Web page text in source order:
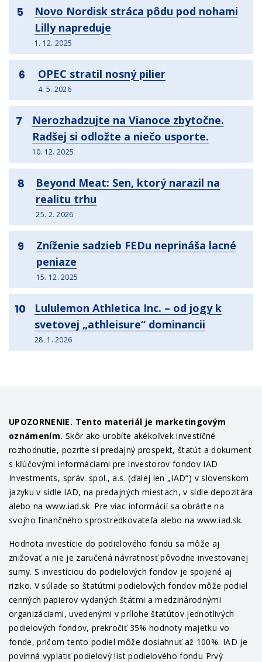
5
Novo Nordisk stráca pôdu pod nohami
Lilly napreduje
1. 12. 2025
6 OPEC stratil nosný pilier
4. 5. 2026
7
Nerozhadzujte na Vianoce zbytočne.
Radšej si odložte a niečo usporte.
10. 12. 2025
8
Beyond Meat: Sen, ktorý narazil na
realitu trhu
25. 2. 2026
9
Zníženie sadzieb FEDu neprináša lacné
peniaze
15. 12. 2025
10
Lululemon Athletica Inc. – od jogy k
svetovej „athleisure“ dominancii
28. 1. 2026
UPOZORNENIE. Tento materiál je marketingovým
oznámením. Skôr ako urobíte akékoľvek investičné
rozhodnutie, pozrite si predajný prospekt, štatút a dokument
s kľúčovými informáciami pre investorov fondov IAD
Investments, správ. spol., a.s. (ďalej len „IAD“) v slovenskom
jazyku v sídle IAD, na predajných miestach, v sídle depozitára
alebo na www.iad.sk. Pre viac informácií sa obráťte na
svojho finančného sprostredkovateľa alebo na www.iad.sk.
Hodnota investície do podielového fondu sa môže aj
znižovať a nie je zaručená návratnosť pôvodne investovanej
sumy. S investíciou do podielových fondov je spojené aj
riziko. V súlade so štatútmi podielových fondov môže podiel
cenných papierov vydaných štátmi a medzinárodnými
organizáciami, uvedenými v prílohe štatútov jednotlivých
podielových fondov, prekročiť 35% hodnoty majetku vo
fonde, pričom tento podiel môže dosiahnuť až 100%. IAD je
povinná vyplatiť podielový list podielového fondu Prvý